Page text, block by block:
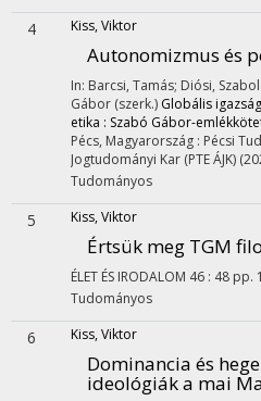
4 Kiss, Viktor
Autonomizmus és
In: Barcsi, Tamás; Diósi,
Gábor (szerk.) Globális
etika : Szabó Gábor-
Pécs, Magyarország : Pécsi
Jogtudományi Kar (PTE ÁJK)
Tudományos
5 Kiss, Viktor
Értsük meg TGM
ÉLET ÉS IRODALOM 46 : 48 pp.
Tudományos
6 Kiss, Viktor
Dominancia és
ideológiák a mai